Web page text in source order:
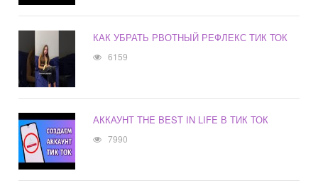
КАК УБРАТЬ РВОТНЫЙ РЕФЛЕКС ТИК ТОК
6159
АККАУНТ THE BEST IN LIFE В ТИК ТОК
7990